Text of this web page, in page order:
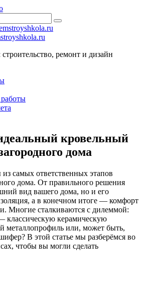
ремонт и дизайн
кровельный
дома
самых ответственных этапов
дома. От правильного решения
вид вашего дома, но и его
а в конечном итоге — комфорт
Многие сталкиваются с дилеммой:
классическую керамическую
металлопрофиль или, может быть,
В этой статье мы разберёмся во
чтобы вы могли сделать